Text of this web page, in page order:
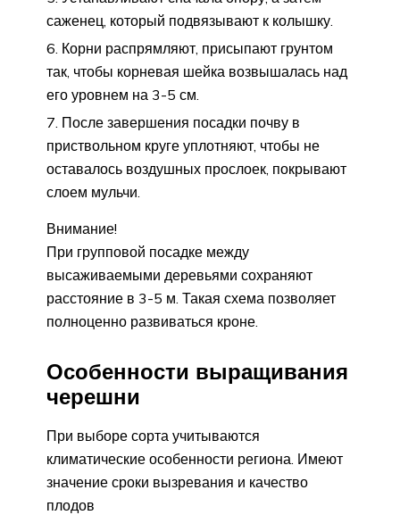
саженец, который подвязывают к колышку.
Корни распрямляют, присыпают грунтом
так, чтобы корневая шейка возвышалась над
его уровнем на 3-5 см.
После завершения посадки почву в
приствольном круге уплотняют, чтобы не
оставалось воздушных прослоек, покрывают
слоем мульчи.
Внимание!
При групповой посадке между
высаживаемыми деревьями сохраняют
расстояние в 3-5 м. Такая схема позволяет
полноценно развиваться кроне.
Особенности выращивания
черешни
При выборе сорта учитываются
климатические особенности региона. Имеют
значение сроки вызревания и качество
плодов